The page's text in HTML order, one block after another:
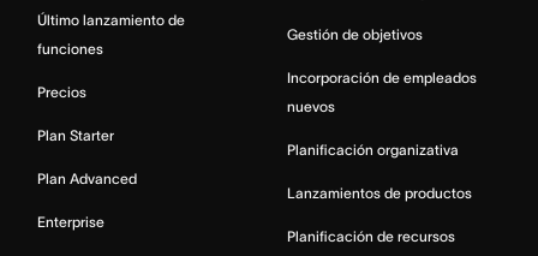
Último lanzamiento de
funciones
Precios
Plan Starter
Plan Advanced
Enterprise
Gestión de objetivos
Incorporación de empleados
nuevos
Planificación organizativa
Lanzamientos de productos
Planificación de recursos